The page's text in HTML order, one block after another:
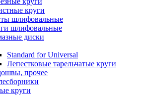
круги
шлифовальные
шлифовальные
диски
Standard for Universal
Лепестковые тарельчатые круги
прочее
круги